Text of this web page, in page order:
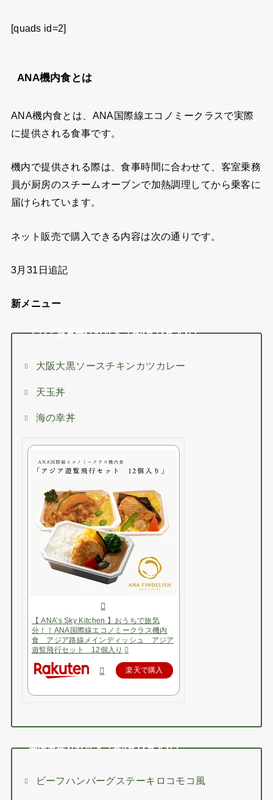
[quads id=2]
ANA機内食とは
ANA機内食とは、ANA国際線エコノミークラスで実際
に提供される食事です。
機内で提供される際は、食事時間に合わせて、客室乗務
員が厨房のスチームオーブンで加熱調理してから乗客に
届けられています。
ネット販売で購入できる内容は次の通りです。
3月31日追記
新メニュー
アジア遊覧飛行セット（各4食12食入り）
大阪大黒ソースチキンカツカレー
天玉丼
海の幸丼
【 ANA’s Sky Kitchen 】おうちで旅気
分！！ANA国際線エコノミークラス機内
食 アジア路線メインディッシュ アジア
遊覧飛行セット 12個入り
楽天で購入
南国波乗りセット（各4食12食入り）
ビーフハンバーグステーキロコモコ風